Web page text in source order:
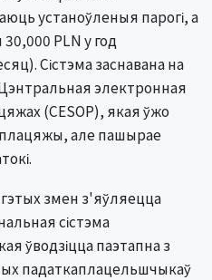
устаноўленыя парогі, а
PLN у год
Сістэма заснавана на
электронная
(CESOP), якая ўжо
плацяжы, але пашырае
змен з'яўляецца
сістэма
ўводзіцца паэтапна з
падаткаплацельшчыкаў